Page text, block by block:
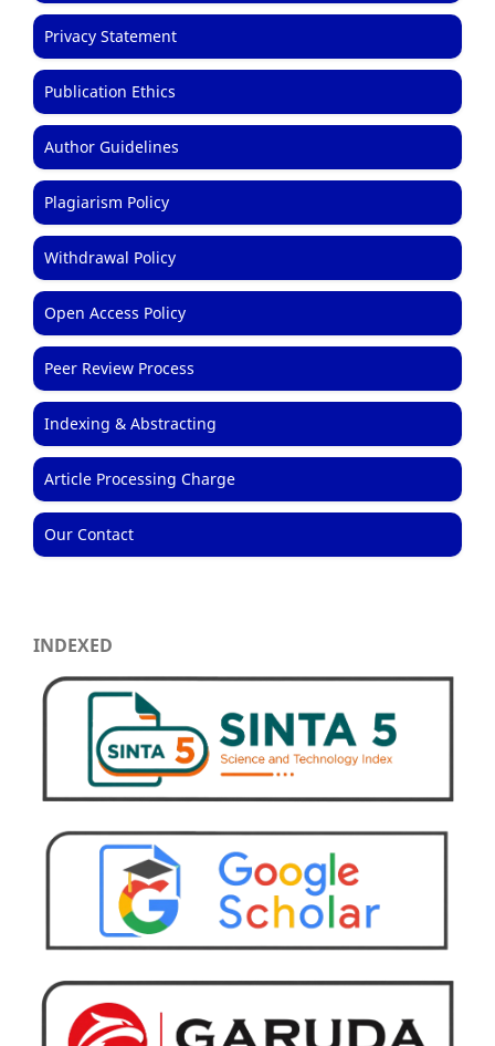
Privacy Statement
Publication Ethics
Author Guidelines
Plagiarism Policy
Withdrawal Policy
Open Access Policy
Peer Review Process
Indexing & Abstracting
Article Processing Charge
Our Contact
INDEXED